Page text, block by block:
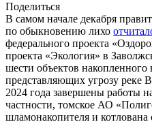
Поделиться
В самом начале декабря
по обыкновению лихо
федерального проекта
проекта «Экология» в
шести объектов
представляющих угрозу реке
2024 года завершены работы
частности, томское АО
шламонакопителя и котлована